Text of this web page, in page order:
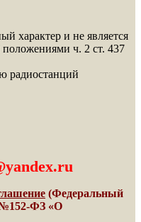
характер и не является
ч. 2 ст. 437
радиостанций
(Федеральный
№152-ФЗ «О